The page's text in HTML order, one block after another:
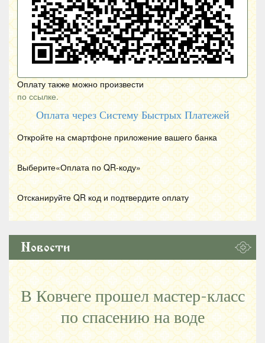
Оплату также можно произвести
по ссылке.
Оплата через Систему Быстрых Платежей
Откройте на смартфоне приложение вашего банка
Выберите«Оплата по QR-коду»
Отсканируйте QR код и подтвердите оплату
Новости
В Ковчеге прошел мастер-класс
по спасению на воде